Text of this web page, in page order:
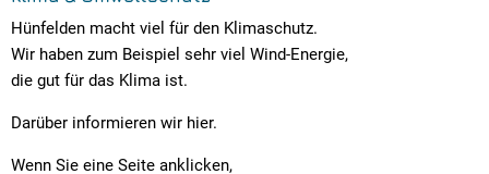
Hünfelden macht viel für den Klimaschutz.
Wir haben zum Beispiel sehr viel Wind-Energie,
die gut für das Klima ist.
Darüber informieren wir hier.
Wenn Sie eine Seite anklicken,